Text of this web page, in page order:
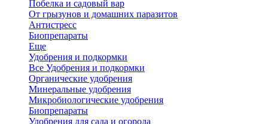
Побелка и садовый вар
От грызунов и домашних паразитов
Антистресс
Биопрепараты
Еще
Удобрения и подкормки
Все Удобрения и подкормки
Органические удобрения
Минеральные удобрения
Микробиологические удобрения
Биопрепараты
Удобрения для сада и огорода